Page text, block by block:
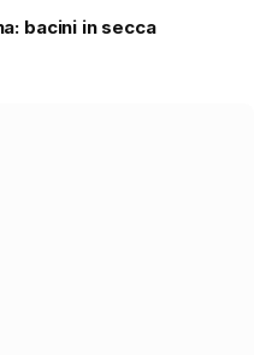
bacini in secca